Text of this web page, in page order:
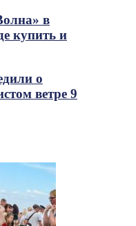
в
купить и
о
ветре 9